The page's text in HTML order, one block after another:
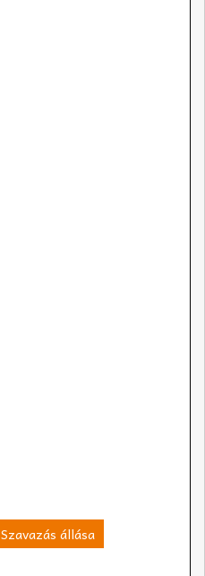
Szavazás állása